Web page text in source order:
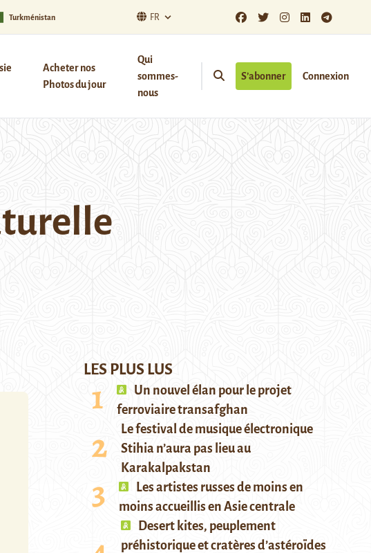
Turkménistan FR
Acheter nos
Photos du jour
Qui
sommes-
nous
S’abonner Connexion
LES PLUS LUS
Un nouvel élan pour le projet
ferroviaire transafghan
Le festival de musique électronique
Stihia n’aura pas lieu au
Karakalpakstan
Les artistes russes de moins en
moins accueillis en Asie centrale
Desert kites, peuplement
préhistorique et cratères d’astéroïdes